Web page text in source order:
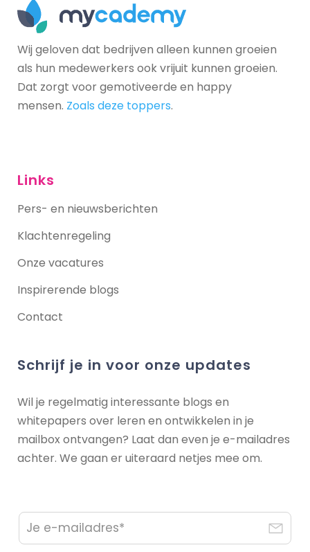
Wij geloven dat bedrijven alleen kunnen groeien
als hun medewerkers ook vrijuit kunnen groeien.
Dat zorgt voor gemotiveerde en happy
mensen. Zoals deze toppers.
Links
Pers- en nieuwsberichten
Klachtenregeling
Onze vacatures
Inspirerende blogs
Contact
Schrijf je in voor onze updates
Wil je regelmatig interessante blogs en
whitepapers over leren en ontwikkelen in je
mailbox ontvangen? Laat dan even je e-mailadres
achter. We gaan er uiteraard netjes mee om.